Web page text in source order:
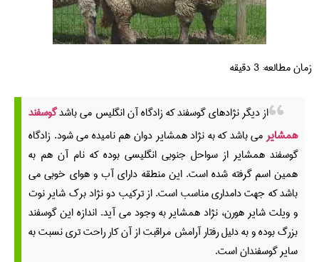
زمان مطالعه:3دقیقه
از دیگر نژادهای گوسفند که زادگاه آن انگلیس می باشدگوسفند
همشایرمی باشد که به نژاد همشایر دوان هم نامیده می شود. زادگاه
گوسفند همشایر از سواحل جنوبی انگلیسی بوده که نام آن هم به
همین اسم گرفته شده است. این منطقه دارای آب و هوای خوبی می
باشد که جهت دامداری مناسب است. از ترکیب دو نژاد برک شایر نوت
و ویلت شایر هورن، نژاد همشایر به وجود می آید. اندازه این گوسفند
بزرگ بوده و به دلیل رفتار آرامش مراقبت از آن کار راحت تری نسبت به
سایر گوسفندان است.